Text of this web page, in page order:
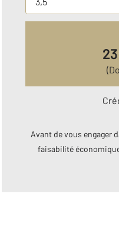
Avant de vous engager
faisabilité